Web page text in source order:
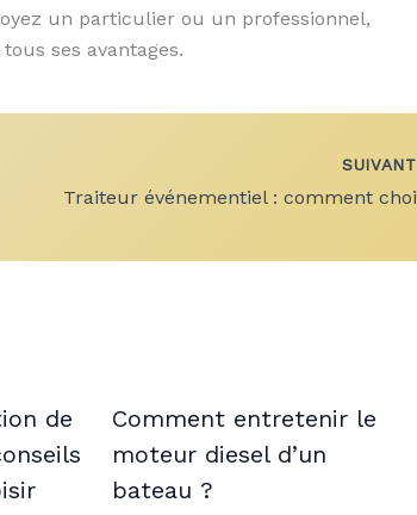
un particulier ou un professionnel,
ses avantages.
SUIVANT
de
Comment entretenir le
moteur diesel d’un
bateau ?